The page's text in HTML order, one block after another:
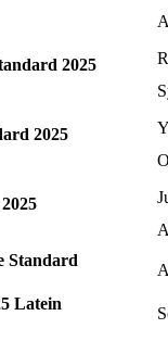
2025
2025
Standard
Latein